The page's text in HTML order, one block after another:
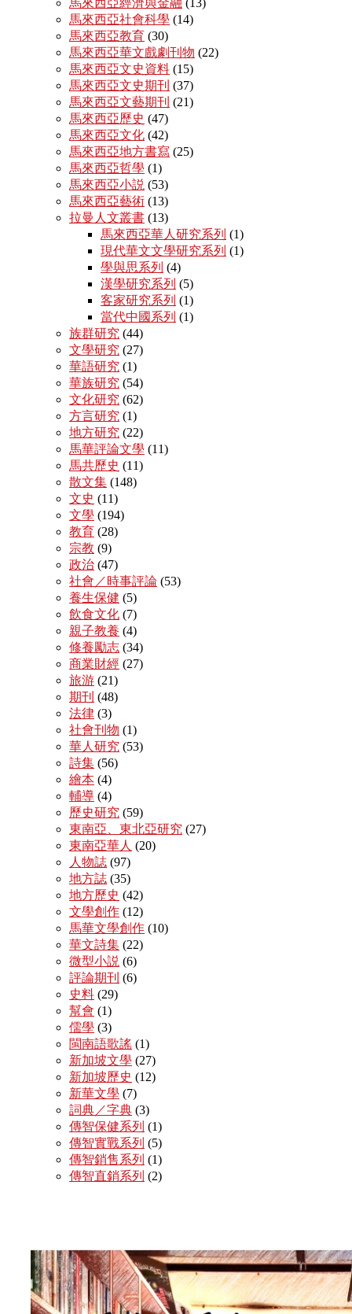
馬來西亞經濟與金融 (13)
馬來西亞社會科學 (14)
馬來西亞教育 (30)
馬來西亞華文戲劇刊物 (22)
馬來西亞文史資料 (15)
馬來西亞文史期刊 (37)
馬來西亞文藝期刊 (21)
馬來西亞歷史 (47)
馬來西亞文化 (42)
馬來西亞地方書寫 (25)
馬來西亞哲學 (1)
馬來西亞小説 (53)
馬來西亞藝術 (13)
拉曼人文叢書 (13)
馬來西亞華人研究系列 (1)
現代華文文學研究系列 (1)
學與思系列 (4)
漢學研究系列 (5)
客家研究系列 (1)
當代中國系列 (1)
族群研究 (44)
文學研究 (27)
華語研究 (1)
華族研究 (54)
文化研究 (62)
方言研究 (1)
地方研究 (22)
馬華評論文學 (11)
馬共歷史 (11)
散文集 (148)
文史 (11)
文學 (194)
教育 (28)
宗教 (9)
政治 (47)
社會／時事評論 (53)
養生保健 (5)
飲食文化 (7)
親子教養 (4)
修養勵志 (34)
商業財經 (27)
旅游 (21)
期刊 (48)
法律 (3)
社會刊物 (1)
華人研究 (53)
詩集 (56)
繪本 (4)
輔導 (4)
歷史研究 (59)
東南亞、東北亞研究 (27)
東南亞華人 (20)
人物誌 (97)
地方誌 (35)
地方歷史 (42)
文學創作 (12)
馬華文學創作 (10)
華文詩集 (22)
微型小説 (6)
評論期刊 (6)
史料 (29)
幫會 (1)
儒學 (3)
閩南語歌謠 (1)
新加坡文學 (27)
新加坡歷史 (12)
新華文學 (7)
詞典／字典 (3)
傳智保健系列 (1)
傳智實戰系列 (5)
傳智銷售系列 (1)
傳智直銷系列 (2)